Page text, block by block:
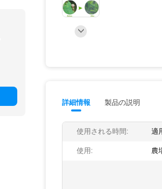
詳細情報 製品の説明
使用される時間: 適
使用: 農